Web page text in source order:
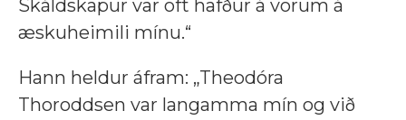
Skáldskapur var oft hafður á vörum á
æskuheimili mínu.“
Hann heldur áfram: „Theodóra
Thoroddsen var langamma mín og við